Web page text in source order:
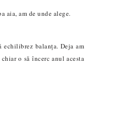
aia, am de unde alege.
echilibrez balanța. Deja am
o să încerc anul acesta